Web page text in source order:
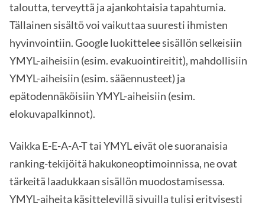
taloutta, terveyttä ja ajankohtaisia tapahtumia.
Tällainen sisältö voi vaikuttaa suuresti ihmisten
hyvinvointiin. Google luokittelee sisällön selkeisiin
YMYL-aiheisiin (esim. evakuointireitit), mahdollisiin
YMYL-aiheisiin (esim. sääennusteet) ja
epätodennäköisiin YMYL-aiheisiin (esim.
elokuvapalkinnot).
Vaikka E-E-A-A-T tai YMYL eivät ole suoranaisia
ranking-tekijöitä hakukoneoptimoinnissa, ne ovat
tärkeitä laadukkaan sisällön muodostamisessa.
YMYL-aiheita käsittelevillä sivuilla tulisi erityisesti